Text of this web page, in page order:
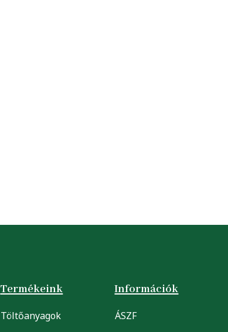
Termékeink
Töltőanyagok
Információk
ÁSZF